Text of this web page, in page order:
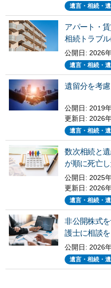
遺言・相続・
アパート・
相続トラブ
公開日:2026
遺言・相続・
遺留分を考
公開日: 2019
更新日:2026
遺言・相続・
数次相続と
が順に死亡
公開日: 2025
更新日:2026
遺言・相続・
非公開株式
護士に相談を
公開日:2026
遺言・相続・